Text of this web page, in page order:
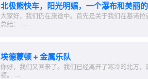
北极熊快车，阳光明媚，一个瀑布和美丽
大家好，我们仍在旅途中。首先是关于我们在基诺
总结： ...
埃德蒙顿 + 金属乐队
你好，我们又回来了。我们已经离开了寒冷的北方，
顿。 ...